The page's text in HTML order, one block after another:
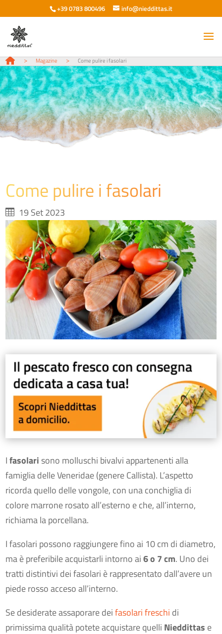
+39 0783 800496 info@nieddittas.it
> Magazine > Come pulire i fasolari
Come pulire i fasolari
19 Set 2023
Ifasolari sono molluschi bivalvi appartenenti alla
famiglia delle Veneridae (genere Callista). L’aspetto
ricorda quello delle vongole, con una conchiglia di
colore marrone rosato all’esterno e che, all’interno,
richiama la porcellana.
I fasolari possono raggiungere fino ai 10 cm di diametro,
ma è preferibile acquistarli intorno ai6 o 7 cm. Uno dei
tratti distintivi dei fasolari è rappresentato dall’avere un
piede rosso acceso all’interno.
Se desiderate assaporare deifasolari freschi di
primissima qualità potete acquistare quelli Nieddittas e